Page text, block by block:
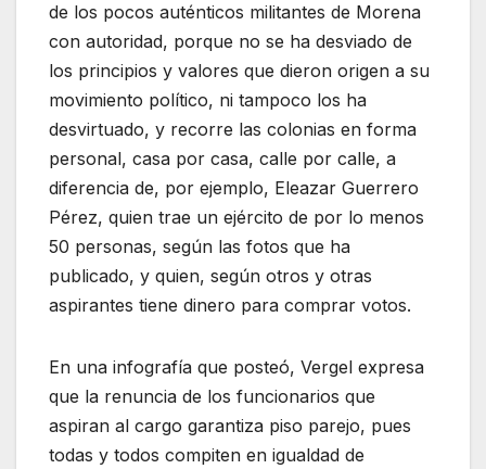
de los pocos auténticos militantes de Morena
con autoridad, porque no se ha desviado de
los principios y valores que dieron origen a su
movimiento político, ni tampoco los ha
desvirtuado, y recorre las colonias en forma
personal, casa por casa, calle por calle, a
diferencia de, por ejemplo, Eleazar Guerrero
Pérez, quien trae un ejército de por lo menos
50 personas, según las fotos que ha
publicado, y quien, según otros y otras
aspirantes tiene dinero para comprar votos.
En una infografía que posteó, Vergel expresa
que la renuncia de los funcionarios que
aspiran al cargo garantiza piso parejo, pues
todas y todos compiten en igualdad de